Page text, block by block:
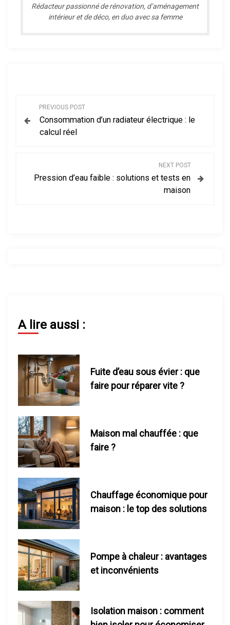
Rédacteur passionné de rénovation, d’aménagement
intérieur et de déco, en duo avec sa femme
d
e
a
r
t
i
c
l
e
PREVIOUS POST
Consommation d’un radiateur électrique : le
calcul réel
NEXT POST
Pression d’eau faible : solutions et tests en
maison
A lire aussi :
Fuite d’eau sous évier : que
faire pour réparer vite ?
Maison mal chauffée : que
faire ?
Chauffage économique pour
maison : le top des solutions
Pompe à chaleur : avantages
et inconvénients
Isolation maison : comment